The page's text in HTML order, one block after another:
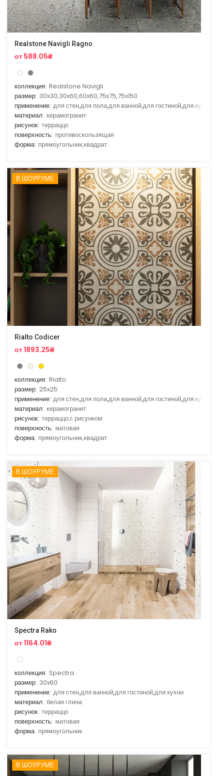
Realstone Navigli Ragno
от 588.05₴
коллекция: Realstone Navigli
размер: 30x30,30x60,60x60,75x75,75x150
применение: для стен,для пола,для ванной,для гостиной,для кухни
материал: керамогранит
рисунок: терраццо
поверхность: противоскользящая
форма: прямоугольник,квадрат
В ШОУРУМЕ
Rialto Codicer
от 1893.25₴
коллекция: Rialto
размер: 25x25
применение: для стен,для пола,для ванной,для гостиной,для кухни
материал: керамогранит
рисунок: терраццо,с рисунком
поверхность: матовая
форма: прямоугольник,квадрат
В ШОУРУМЕ
Spectra Rako
от 1164.01₴
коллекция: Spectra
размер: 30x60
применение: для стен,для ванной,для гостиной,для кухни
материал: белая глина
рисунок: терраццо
поверхность: матовая
форма: прямоугольник
В ШОУРУМЕ